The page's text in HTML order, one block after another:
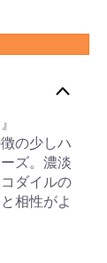
の少しハ
ズ。濃淡
ダイルの
相性がよ